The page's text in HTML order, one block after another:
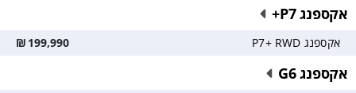
אקספנג P7+
אקספנג P7+ RWD 199,990
₪
אקספנג G6